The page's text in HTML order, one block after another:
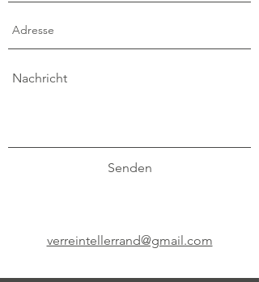
Senden
verreintellerrand@gmail.com